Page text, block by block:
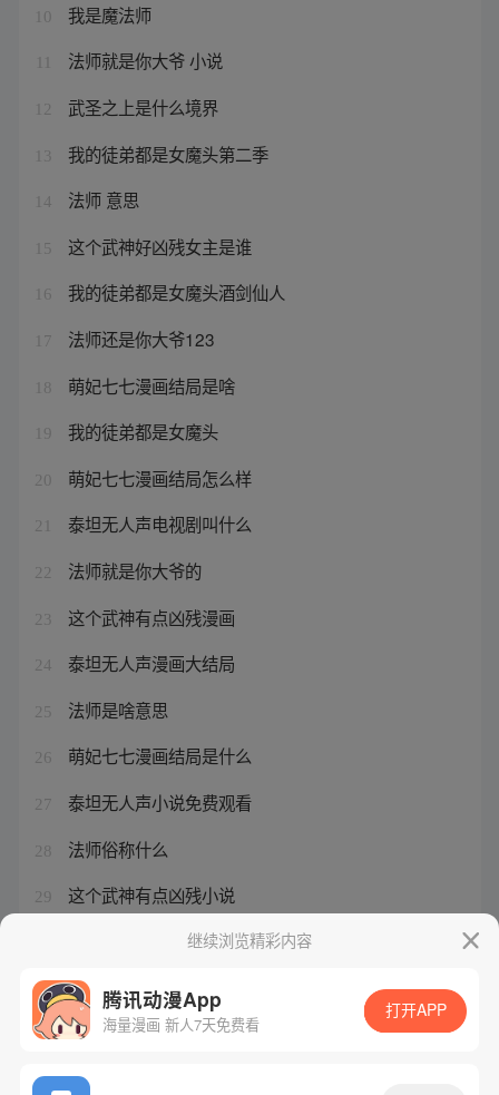
10 我是魔法师
法师就是你大爷 小说
12 武圣之上是什么境界
13 我的徒弟都是女魔头第二季
14 法师 意思
15 这个武神好凶残女主是谁
16 我的徒弟都是女魔头酒剑仙人
17 法师还是你大爷123
18 萌妃七七漫画结局是啥
19 我的徒弟都是女魔头
20 萌妃七七漫画结局怎么样
21 泰坦无人声电视剧叫什么
22 法师就是你大爷的
23 这个武神有点凶残漫画
24 泰坦无人声漫画大结局
25 法师是啥意思
26 萌妃七七漫画结局是什么
27 泰坦无人声小说免费观看
28 法师俗称什么
29 这个武神有点凶残小说
泰坦无人声电视剧在线观看免费
继续浏览精彩内容
腾讯动漫App
海量漫画 新人7天免费看
打开APP